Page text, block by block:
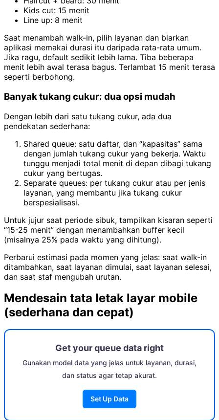
Kids cut: 15 menit
Line up: 8 menit
Saat menambah walk-in, pilih layanan dan biarkan
aplikasi memakai durasi itu daripada rata-rata umum.
Jika ragu, default sedikit lebih lama. Tiba beberapa
menit lebih awal terasa bagus. Terlambat 15 menit terasa
seperti berbohong.
Banyak tukang cukur: dua opsi mudah
Dengan lebih dari satu tukang cukur, ada dua
pendekatan sederhana:
Shared queue: satu daftar, dan “kapasitas” sama
dengan jumlah tukang cukur yang bekerja. Waktu
tunggu menjadi total menit di depan dibagi tukang
cukur yang bertugas.
Separate queues: per tukang cukur atau per jenis
layanan, yang membantu jika tukang cukur
berspesialisasi.
Untuk jujur saat periode sibuk, tampilkan kisaran seperti
“15-25 menit” dengan menambahkan buffer kecil
(misalnya 25% pada waktu yang dihitung).
Perbarui estimasi pada momen yang jelas: saat walk-in
ditambahkan, saat layanan dimulai, saat layanan selesai,
dan saat staf mengubah urutan.
Mendesain tata letak layar mobile
(sederhana dan cepat)
Get your queue data right
Gunakan model data yang jelas untuk layanan, durasi,
dan status agar tetap akurat.
Set Up Data